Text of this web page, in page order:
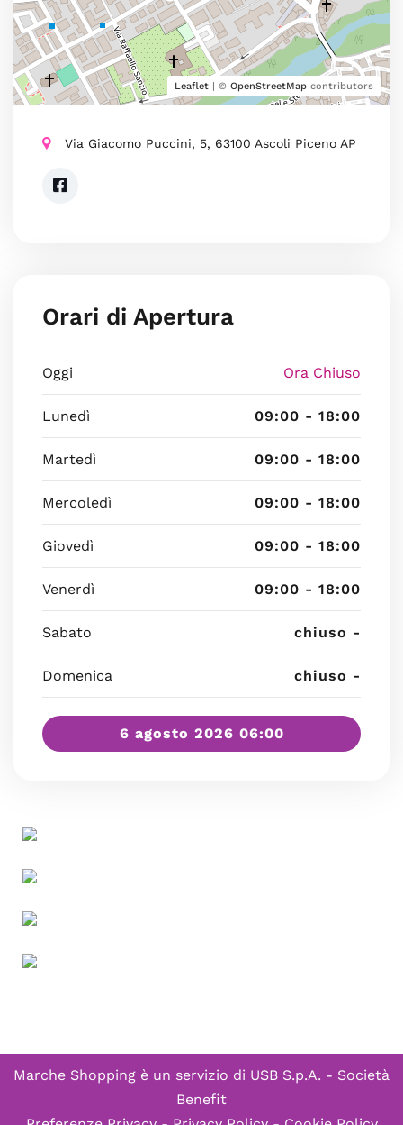
Leaflet | © OpenStreetMap contributors
Via Giacomo Puccini, 5, 63100 Ascoli Piceno AP
Orari di Apertura
Oggi Ora Chiuso
Lunedì 09:00 - 18:00
Martedì 09:00 - 18:00
Mercoledì 09:00 - 18:00
Giovedì 09:00 - 18:00
Venerdì 09:00 - 18:00
Sabato chiuso -
Domenica chiuso -
6 agosto 2026 06:00
Marche Shopping è un servizio di USB S.p.A. - Società
Benefit